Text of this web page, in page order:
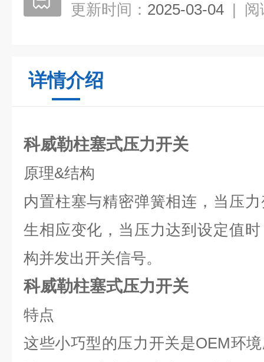
更新时间： 2025-03-04 | 阅
详情介绍
科威勒柱塞式压力开关
原理&结构
内置柱塞与精密弹簧相连，当压
生相应变化，当压力达到设定值
构并发出开关信号。
科威勒柱塞式压力开关
特点
这些小巧型的压力开关是OEM环